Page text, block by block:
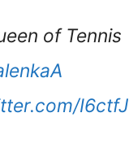
of Tennis